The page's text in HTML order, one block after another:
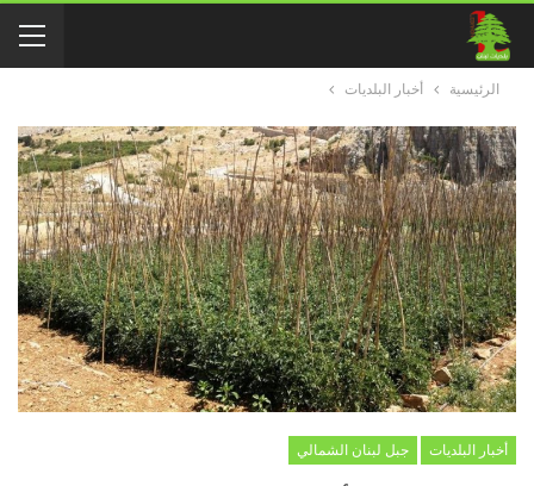
الرئيسية أخبار البلديات
أخبار البلديات جبل لبنان الشمالي